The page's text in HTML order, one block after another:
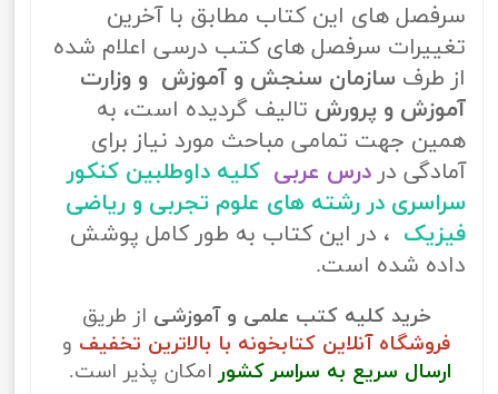
سرفصل های این کتاب مطابق با آخرین
تغییرات سرفصل های کتب درسی اعلام شده
از طرف سازمان سنجش و آموزش و وزارت
آموزش و پرورش تالیف گردیده است، به
همین جهت تمامی مباحث مورد نیاز برای
آمادگی در درس عربی کلیه داوطلبین کنکور
سراسری در رشته های علوم تجربی و ریاضی
فیزیک ، در این کتاب به طور کامل پوشش
داده شده است.
خرید کلیه کتب علمی و آموزشی از طریق
فروشگاه آنلاین کتابخونه با بالاترین تخفیف و
ارسال سریع به سراسر کشور امکان پذیر است.